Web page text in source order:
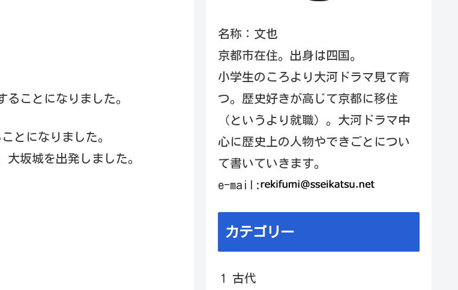
ことになりました。
とになりました。
大坂城を出発しました。
名称：文也
京都市在住。出身は四国。
小学生のころより大河ドラマ見て育
つ。歴史好きが高じて京都に移住
（というより就職）。大河ドラマ中
心に歴史上の人物やできごとについ
て書いていきます。
e-mail:
カテゴリー
1 古代